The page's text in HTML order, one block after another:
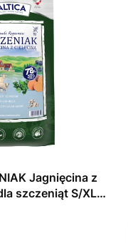
Jagnięcina z
szczeniąt S/XL